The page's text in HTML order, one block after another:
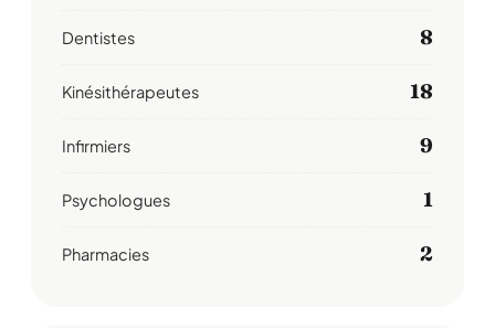
Dentistes 8
Kinésithérapeutes 18
Infirmiers 9
Psychologues 1
Pharmacies 2